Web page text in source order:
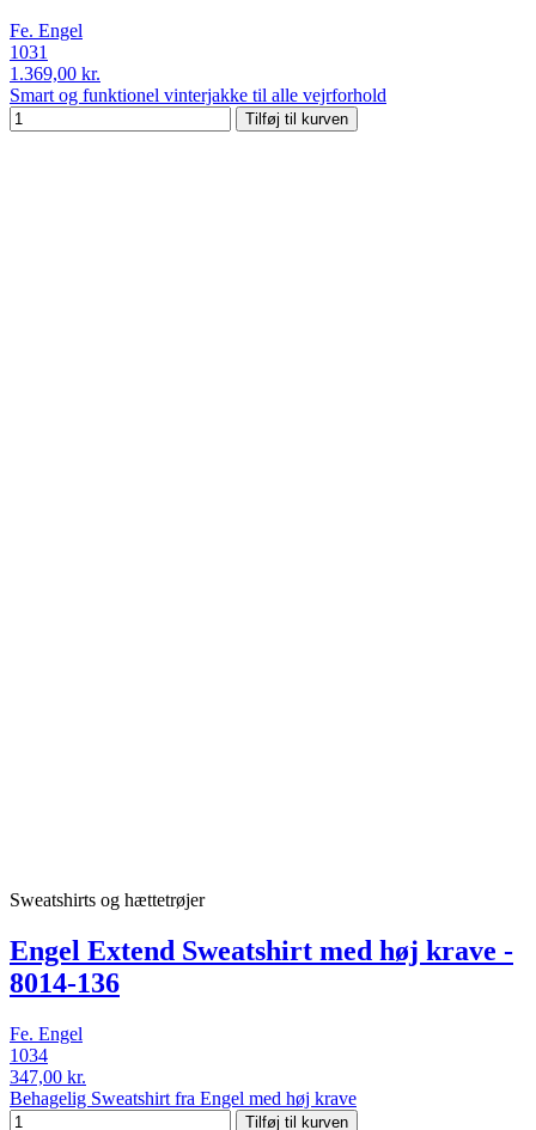
Fe. Engel
1031
1.369,00 kr.
Smart og funktionel vinterjakke til alle vejrforhold
Tilføj til kurven
Sweatshirts og hættetrøjer
Engel Extend Sweatshirt med høj krave -
8014-136
Fe. Engel
1034
347,00 kr.
Behagelig Sweatshirt fra Engel med høj krave
Tilføj til kurven